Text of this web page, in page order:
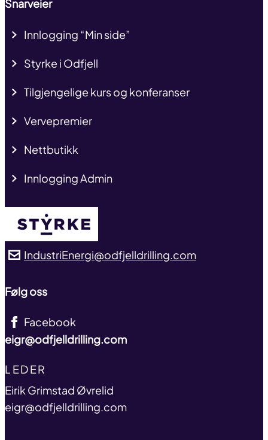
Snarveier
Innlogging “Min side”
Styrke i Odfjell
Tilgjengelige kurs og konferanser
Vervepremier
Nettbutikk
Innlogging Admin
IndustriEnergi@odfjelldrilling.com
Følg oss
Facebook
eigr@odfjelldrilling.com
TITLE
LEDER
name
Eirik Grimstad Øvrelid
email
eigr@odfjelldrilling.com